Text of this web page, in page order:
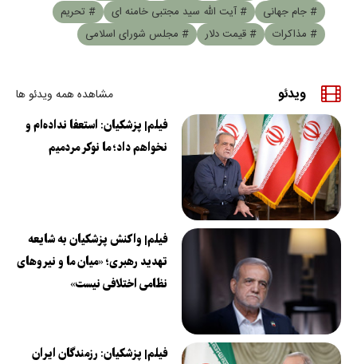
# جام جهانی
# آیت الله سید مجتبی خامنه ای
# تحریم
# مذاکرات
# قیمت دلار # مجلس شورای اسلامی
ویدئو مشاهده همه ویدئو ها
فیلم| پزشکیان: استعفا نداده‌ام و
نخواهم داد؛ ما نوکر مردمیم
فیلم| واکنش پزشکیان به شایعه
تهدید رهبری؛ «میان ما و نیروهای
نظامی اختلافی نیست»
فیلم| پزشکیان: رزمندگان ایران